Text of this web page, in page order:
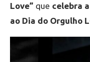
Love” que celebra
ao Dia do Orgulho